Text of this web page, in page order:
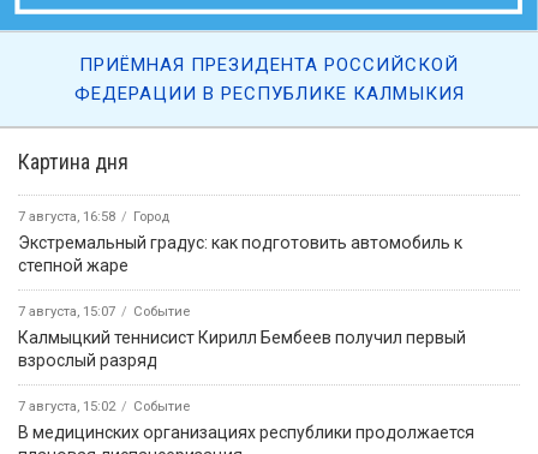
Картина дня
7 августа, 16:58 Город
Экстремальный градус: как подготовить автомобиль к
степной жаре
7 августа, 15:07 Событие
Калмыцкий теннисист Кирилл Бембеев получил первый
взрослый разряд
7 августа, 15:02 Событие
В медицинских организациях республики продолжается
ПРИЁМНАЯ ПРЕЗИДЕНТА РОССИЙСКОЙ
ФЕДЕРАЦИИ В РЕСПУБЛИКЕ КАЛМЫКИЯ